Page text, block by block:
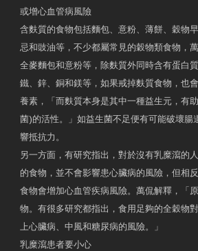
或增心血管病風險
含麩質的食物包括麵包、意粉、薄餅、穀物
忌和豉油等，不少都屬常見的穀物類食物，
全麥麵包和意粉等，除麩質外同時含有蛋白
鐵、鋅、銅和鎂等，如果戒掉麩質食物，也
養素，「而麩質本身是其中一種益生元，有
菌)的活性。」如益生菌不足便有可能破壞腸
響抵抗力。
另一方面，有研究指出，對於沒有乳糜瀉的
的食物，並不會影響患心臟病的風險，但相
食物會增加心血管疾病風險。萬侃解釋，「
物。有很多研究都指出，食用足夠的全穀物
上心臟病、中風和糖尿病的風險。」
乳糜瀉患者要小心